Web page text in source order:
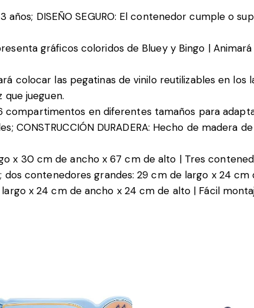
años; DISEÑO SEGURO: El contenedor cumple o
gráficos coloridos de Bluey y Bingo |
colocar las pegatinas de vinilo reutilizables en los
jueguen.
6 compartimentos en diferentes tamaños para
CONSTRUCCIÓN DURADERA: Hecho de madera
x 30 cm de ancho x 67 cm de alto | Tres
contenedores grandes: 29 cm de largo x 24 cm
x 24 cm de ancho x 24 cm de alto | Fácil